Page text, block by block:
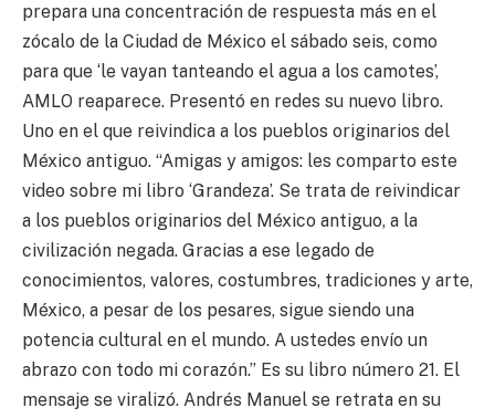
prepara una concentración de respuesta más en el
zócalo de la Ciudad de México el sábado seis, como
para que ‘le vayan tanteando el agua a los camotes’,
AMLO reaparece. Presentó en redes su nuevo libro.
Uno en el que reivindica a los pueblos originarios del
México antiguo. “Amigas y amigos: les comparto este
video sobre mi libro ‘Grandeza’. Se trata de reivindicar
a los pueblos originarios del México antiguo, a la
civilización negada. Gracias a ese legado de
conocimientos, valores, costumbres, tradiciones y arte,
México, a pesar de los pesares, sigue siendo una
potencia cultural en el mundo. A ustedes envío un
abrazo con todo mi corazón.” Es su libro número 21. El
mensaje se viralizó. Andrés Manuel se retrata en su